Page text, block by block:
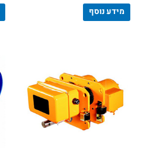
מידע נוסף